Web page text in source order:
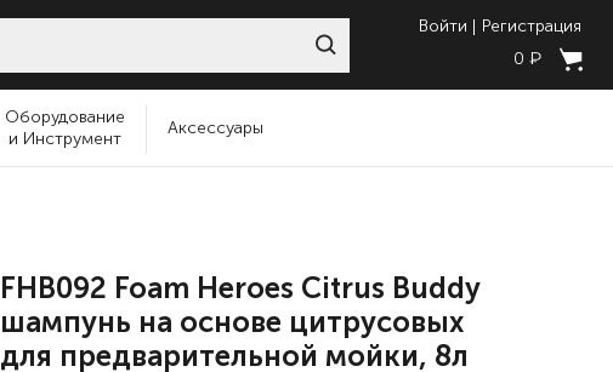
Войти
Регистрация
0 ₽
Оборудование
и Инструмент
Аксессуары
FHB092 Foam Heroes Citrus Buddy
шампунь на основе цитрусовых
для предварительной мойки, 8л